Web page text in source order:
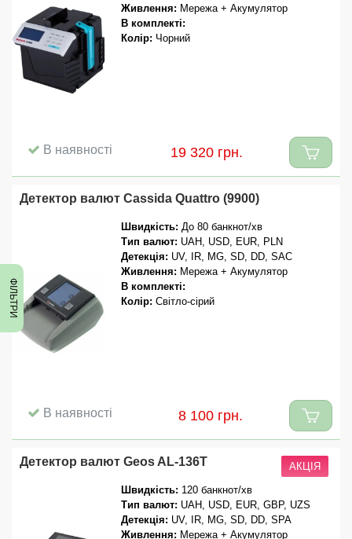
ФІЛЬТРИ
Живлення: Мережа + Акумулятор
В комплекті:
Колір: Чорний
В наявності 19 320 грн.
Детектор валют Cassida Quattro (9900)
Швидкість: До 80 банкнот/хв
Тип валют: UAH, USD, EUR, PLN
Детекція: UV, IR, MG, SD, DD, SAC
Живлення: Мережа + Акумулятор
В комплекті:
Колір: Світло-сірий
В наявності 8 100 грн.
Детектор валют Geos AL-136T
АКЦІЯ
Швидкість: 120 банкнот/хв
Тип валют: UAH, USD, EUR, GBP, UZS
Детекція: UV, IR, MG, SD, DD, SPA
Живлення: Мережа + Акумулятор